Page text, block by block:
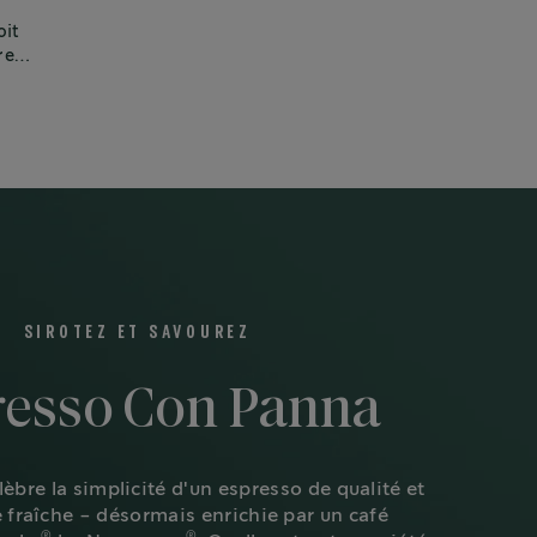
SIROTEZ ET SAVOUREZ
Con Panna
la simplicité d'un espresso de qualité et
fraîche - désormais enrichie par un café